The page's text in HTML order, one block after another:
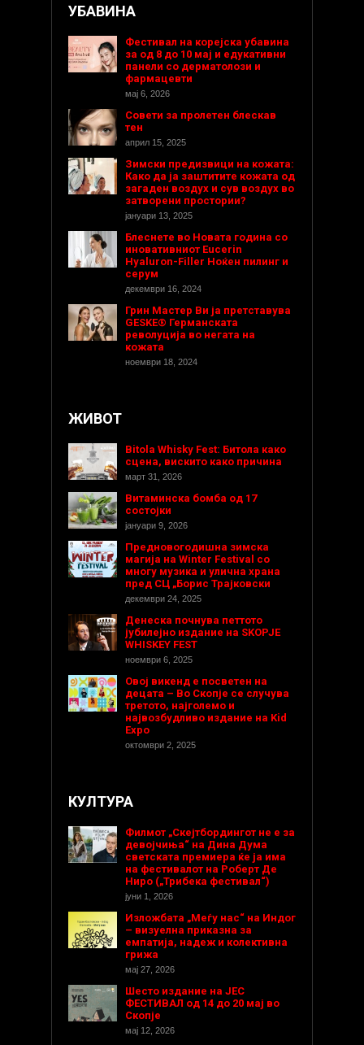
УБАВИНА
Фестивал на корејска убавина
за од 8 до 10 мај и едукативни
панели со дерматолози и
фармацевти
мај 6, 2026
Совети за пролетен блескав
тен
април 15, 2025
Зимски предизвици на кожата:
Како да ја заштитите кожата од
загаден воздух и сув воздух во
затворени простории?
јануари 13, 2025
Блеснете во Новата година со
иновативниот Eucerin
Hyaluron-Filler Ноќен пилинг и
серум
декември 16, 2024
Грин Мастер Ви ја претставува
GESKE® Германската
револуција во негата на
кожата
ноември 18, 2024
ЖИВОТ
Bitola Whisky Fest: Битола како
сцена, вискито како причина
март 31, 2026
Витаминска бомба од 17
состојки
јануари 9, 2026
Предновогодишнa зимска
магија на Winter Festival со
многу музика и улична храна
пред СЦ „Борис Трајковски
декември 24, 2025
Денеска почнува петтото
јубилејно издание на SKOPJE
WHISKEY FEST
ноември 6, 2025
Овој викенд е посветен на
децата – Во Скопје се случува
третото, најголемо и
највозбудливо издание на Kid
Expo
октомври 2, 2025
КУЛТУРА
Филмот „Скејтбордингот не е за
девојчиња“ на Дина Дума
светската премиера ќе ја има
на фестивалот на Роберт Де
Ниро („Трибека фестивал“)
јуни 1, 2026
Изложбата „Меѓу нас“ на Индог
– визуелна приказна за
емпатија, надеж и колективна
грижа
мај 27, 2026
Шесто издание на ЈЕС
ФЕСТИВАЛ од 14 до 20 мај во
Скопје
мај 12, 2026